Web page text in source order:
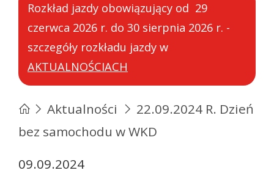
Rozkład jazdy obowiązujący od 29
czerwca 2026 r. do 30 sierpnia 2026 r. -
szczegóły rozkładu jazdy w
AKTUALNOŚCIACH
Aktualności
22.09.2024 R. Dzień
bez samochodu w WKD
09.09.2024